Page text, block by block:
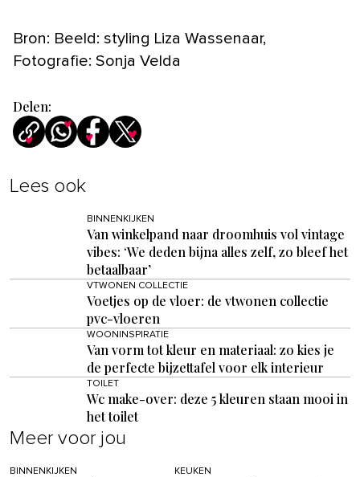
Bron: Beeld: styling Liza Wassenaar,
Fotografie: Sonja Velda
Delen:
Lees ook
BINNENKIJKEN
Van winkelpand naar droomhuis vol vintage
vibes: ‘We deden bijna alles zelf, zo bleef het
betaalbaar’
VTWONEN COLLECTIE
Voetjes op de vloer: de vtwonen collectie
pvc-vloeren
WOONINSPIRATIE
Van vorm tot kleur en materiaal: zo kies je
de perfecte bijzettafel voor elk interieur
TOILET
Wc make-over: deze 5 kleuren staan mooi in
het toilet
Meer voor jou
BINNENKIJKEN KEUKEN